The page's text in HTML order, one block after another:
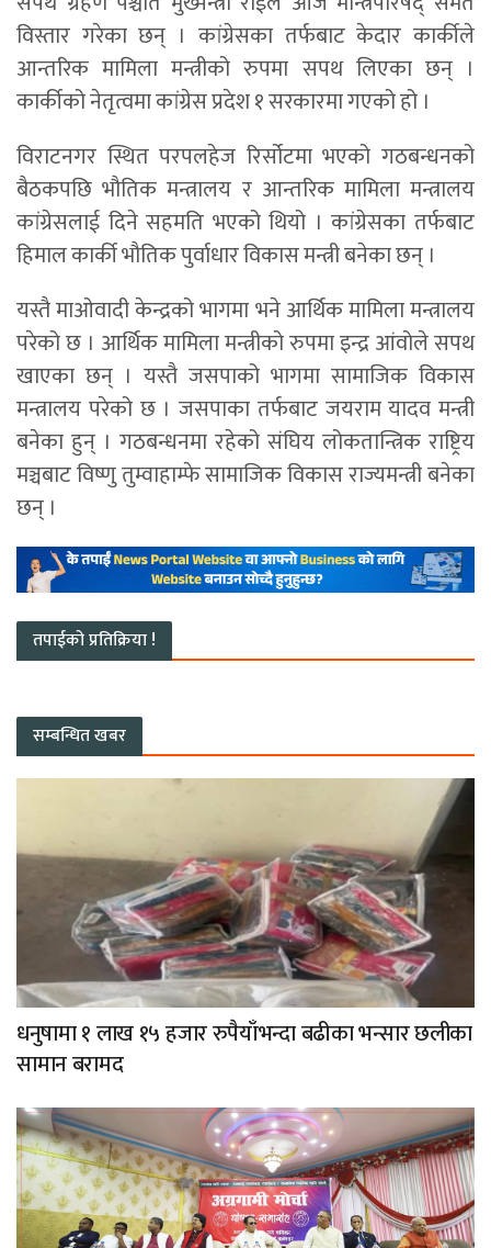
विस्तार गरेका छन् । कांग्रेसका तर्फबाट केदार कार्कीले
आन्तरिक मामिला मन्त्रीको रुपमा सपथ लिएका छन् ।
कार्कीको नेतृत्वमा कांग्रेस प्रदेश १ सरकारमा गएको हो ।
विराटनगर स्थित परपलहेज रिर्सोटमा भएको गठबन्धनको
बैठकपछि भौतिक मन्त्रालय र आन्तरिक मामिला मन्त्रालय
कांग्रेसलाई दिने सहमति भएको थियो । कांग्रेसका तर्फबाट
हिमाल कार्की भौतिक पुर्वाधार विकास मन्त्री बनेका छन् ।
यस्तै माओवादी केन्द्रको भागमा भने आर्थिक मामिला मन्त्रालय
परेको छ । आर्थिक मामिला मन्त्रीको रुपमा इन्द्र आंवोले सपथ
खाएका छन् । यस्तै जसपाको भागमा सामाजिक विकास
मन्त्रालय परेको छ । जसपाका तर्फबाट जयराम यादव मन्त्री
बनेका हुन् । गठबन्धनमा रहेको संघिय लोकतान्त्रिक राष्ट्रिय
मञ्चबाट विष्णु तुम्वाहाम्फे सामाजिक विकास राज्यमन्त्री बनेका
छन् ।
तपाईको प्रतिक्रिया !
सम्बन्धित खबर
धनुषामा १ लाख १५ हजार रुपैयाँभन्दा बढीका भन्सार छलीका
सामान बरामद